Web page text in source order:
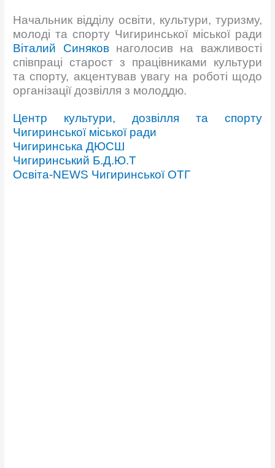
Начальник відділу освіти, культури, туризму,
молоді та спорту Чигиринської міської ради
Віталий Синяковнаголосив на важливості
співпраці старост з працівниками культури
та спорту, акцентував увагу на роботі щодо
організації дозвілля з молоддю.
Центр культури, дозвілля та спорту
Чигиринської міської ради
Чигиринська ДЮСШ
Чигиринський Б.Д.Ю.Т
Освіта-NEWS Чигиринської ОТГ